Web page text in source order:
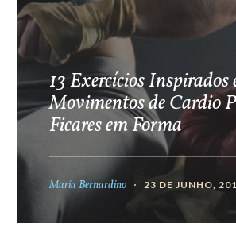
13 Exercícios Inspirados
Movimentos de Cardio
Ficares em Forma
Maria Bernardino 23 DE JUNHO,